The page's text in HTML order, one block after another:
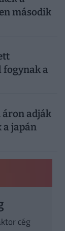
második
a
áron adják
a japán
cég